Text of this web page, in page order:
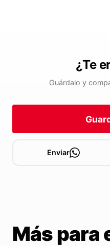
¿Te
Guárdalo y
Enviar
Más para